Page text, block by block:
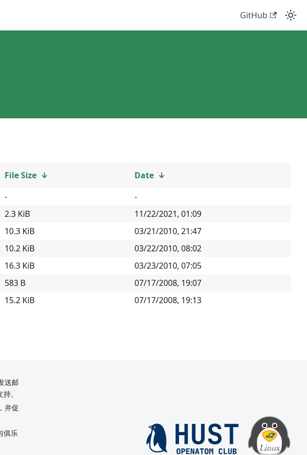
GitHub
File Size ↓ Date ↓
-
-
2.3 KiB
11/22/2021, 01:09
10.3 KiB
03/21/2010, 21:47
10.2 KiB
03/22/2010, 08:02
16.3 KiB
03/23/2010, 07:05
583 B
07/17/2008, 19:07
15.2 KiB 07/17/2008, 19:13
送邮
。
并促
俱乐